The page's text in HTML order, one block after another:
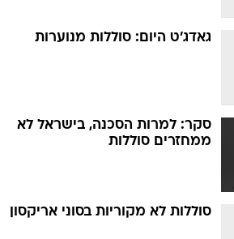
גאדג'ט היום: סוללות מנוערות
סקר: למרות הסכנה, בישראל לא
ממחזרים סוללות
סוללות לא מקוריות בסוני אריקסון